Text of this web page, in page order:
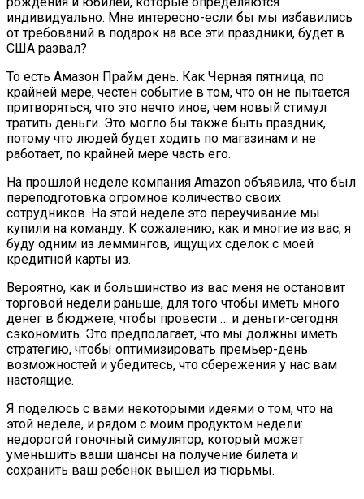
индивидуально. Мне интересно-если бы мы избавились
от требований в подарок на все эти праздники, будет в
США развал?
То есть Амазон Прайм день. Как Черная пятница, по
крайней мере, честен событие в том, что он не пытается
притворяться, что это нечто иное, чем новый стимул
тратить деньги. Это могло бы также быть праздник,
потому что людей будет ходить по магазинам и не
работает, по крайней мере часть его.
На прошлой неделе компания Amazon объявила, что был
переподготовка огромное количество своих
сотрудников. На этой неделе это переучивание мы
купили на команду. К сожалению, как и многие из вас, я
буду одним из леммингов, ищущих сделок с моей
кредитной карты из.
Вероятно, как и большинство из вас меня не остановит
торговой недели раньше, для того чтобы иметь много
денег в бюджете, чтобы провести … и деньги-сегодня
сэкономить. Это предполагает, что мы должны иметь
стратегию, чтобы оптимизировать премьер-день
возможностей и убедитесь, что сбережения у нас вам
настоящие.
Я поделюсь с вами некоторыми идеями о том, что на
этой неделе, и рядом с моим продуктом недели:
недорогой гоночный симулятор, который может
уменьшить ваши шансы на получение билета и
сохранить ваш ребенок вышел из тюрьмы.